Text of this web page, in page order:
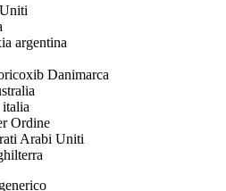
argentina
Danimarca
Ordine
Arabi Uniti